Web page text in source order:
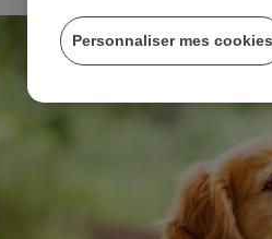
Personnaliser mes cookies